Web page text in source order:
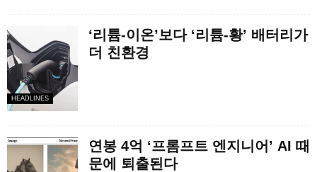
HEADLINES
‘리튬-이온’보다 ‘리튬-황’ 배터리가
더 친환경
연봉 4억 ‘프롬프트 엔지니어’ AI 때
문에 퇴출된다